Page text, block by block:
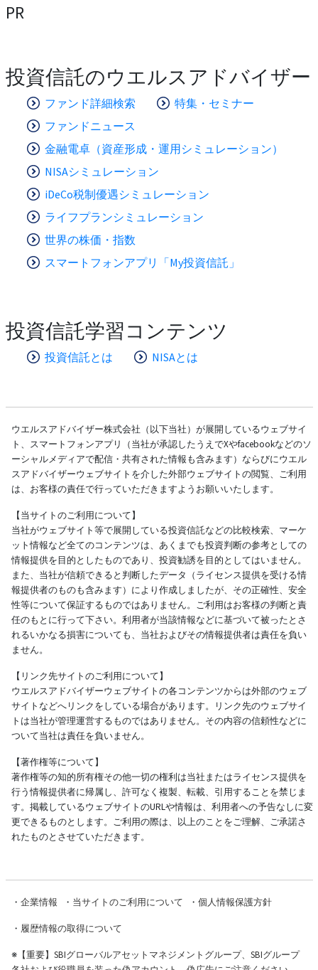
PR
投資信託のウエルスアドバイザー
ファンド詳細検索
特集・セミナー
ファンドニュース
金融電卓（資産形成・運用シミュレーション）
NISAシミュレーション
iDeCo税制優遇シミュレーション
ライフプランシミュレーション
世界の株価・指数
スマートフォンアプリ「My投資信託」
投資信託学習コンテンツ
投資信託とは NISAとは
ウエルスアドバイザー株式会社（以下当社）が展開しているウェブサイ
ト、スマートフォンアプリ（当社が承認したうえでXやfacebookなどのソ
ーシャルメディアで配信・共有された情報も含みます）ならびにウエル
スアドバイザーウェブサイトを介した外部ウェブサイトの閲覧、ご利用
は、お客様の責任で行っていただきますようお願いいたします。
【当サイトのご利用について】
当社がウェブサイト等で展開している投資信託などの比較検索、マーケ
ット情報など全てのコンテンツは、あくまでも投資判断の参考としての
情報提供を目的としたものであり、投資勧誘を目的としてはいません。
また、当社が信頼できると判断したデータ（ライセンス提供を受ける情
報提供者のものも含みます）により作成しましたが、その正確性、安全
性等について保証するものではありません。ご利用はお客様の判断と責
任のもとに行って下さい。利用者が当該情報などに基づいて被ったとさ
れるいかなる損害についても、当社およびその情報提供者は責任を負い
ません。
【リンク先サイトのご利用について】
ウエルスアドバイザーウェブサイトの各コンテンツからは外部のウェブ
サイトなどへリンクをしている場合があります。リンク先のウェブサイ
トは当社が管理運営するものではありません。その内容の信頼性などに
ついて当社は責任を負いません。
【著作権等について】
著作権等の知的所有権その他一切の権利は当社またはライセンス提供を
行う情報提供者に帰属し、許可なく複製、転載、引用することを禁じま
す。掲載しているウェブサイトのURLや情報は、利用者への予告なしに変
更できるものとします。ご利用の際は、以上のことをご理解、ご承諾さ
れたものとさせていただきます。
・ 企業情報 ・ 当サイトのご利用について ・ 個人情報保護方針
・ 履歴情報の取得について
※【重要】SBIグローバルアセットマネジメントグループ、SBIグループ